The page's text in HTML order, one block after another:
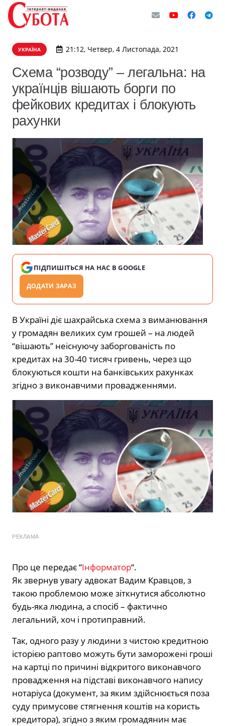
УКРАЇНА 21:12, Четвер, 4 Листопада, 2021
Схема “розводу” – легальна: на
українців вішають борги по
фейкових кредитах і блокують
рахунки
ПІДПИШІТЬСЯ НА НАС В GOOGLE
ДОДАТИ ЗАРАЗ
В Україні діє шахрайська схема з виманювання
у громадян великих сум грошей – на людей
“вішають” неіснуючу заборгованість по
кредитах на 30-40 тисяч гривень, через що
блокуються кошти на банківських рахунках
згідно з виконавчими провадженнями.
РЕКЛАМА
Про це передає “Інформатор“.
Як звернув увагу адвокат Вадим Кравцов, з
такою проблемою може зіткнутися абсолютно
будь-яка людина, а спосіб – фактично
легальний, хоч і протиправний.
Так, одного разу у людини з чистою кредитною
історією раптово можуть бути заморожені гроші
на картці по причині відкритого виконавчого
провадження на підставі виконавчого напису
нотаріуса (документ, за яким здійснюється поза
суду примусове стягнення коштів на користь
кредитора), згідно з яким громадянин має